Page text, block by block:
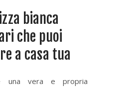
bianca
che puoi
a casa tua
una vera e propria